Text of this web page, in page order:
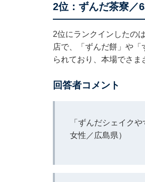
2位：ずんだ茶寮／
2位にランクインしたの
店で、「ずんだ餅」や
られており、本場でさま
回答者コメント
「ずんだシェイク
女性／広島県）